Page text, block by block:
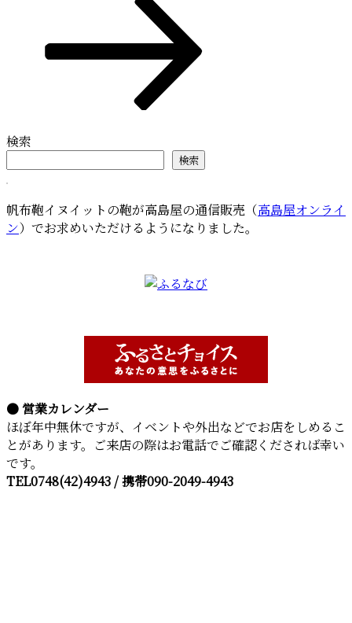
検索
検索
帆布鞄イヌイットの鞄が高島屋の通信販売（高島屋オンライ
ン）でお求めいただけるようになりました。
● 営業カレンダー
ほぼ年中無休ですが、イベントや外出などでお店をしめるこ
とがあります。ご来店の際はお電話でご確認くだされば幸い
です。
TEL0748(42)4943 / 携帯090-2049-4943